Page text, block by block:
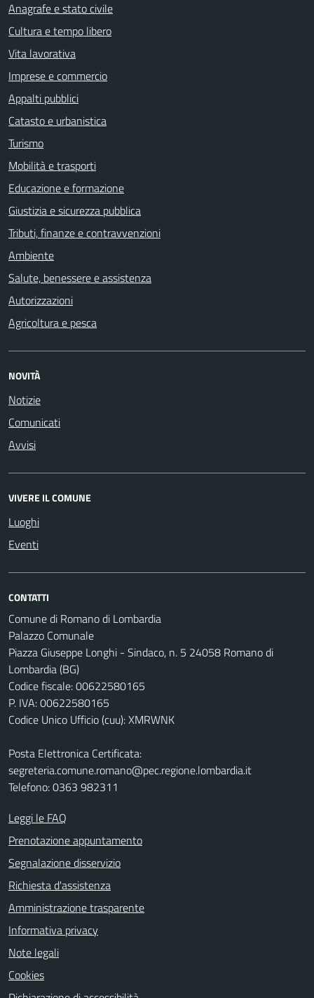
Anagrafe e stato civile
Cultura e tempo libero
Vita lavorativa
Imprese e commercio
Appalti pubblici
Catasto e urbanistica
Turismo
Mobilità e trasporti
Educazione e formazione
Giustizia e sicurezza pubblica
Tributi, finanze e contravvenzioni
Ambiente
Salute, benessere e assistenza
Autorizzazioni
Agricoltura e pesca
NOVITÀ
Notizie
Comunicati
Avvisi
VIVERE IL COMUNE
Luoghi
Eventi
CONTATTI
Comune di Romano di Lombardia
Palazzo Comunale
Piazza Giuseppe Longhi - Sindaco, n. 5 24058 Romano di
Lombardia (BG)
Codice fiscale: 00622580165
P. IVA: 00622580165
Codice Unico Ufficio (cuu): XMRWNK
Posta Elettronica Certificata:
segreteria.comune.romano@pec.regione.lombardia.it
Telefono: 0363 982311
Leggi le FAQ
Prenotazione appuntamento
Segnalazione disservizio
Richiesta d'assistenza
Amministrazione trasparente
Informativa privacy
Note legali
Cookies